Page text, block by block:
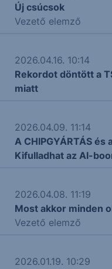
Új csúcsok
Vezető elemző
2026.04.16. 10:14
Rekordot döntött a
miatt
2026.04.09. 11:14
A CHIPGYÁRTÁS
Kifulladhat az AI-
2026.04.08. 11:19
Most akkor minden
Vezető elemző
2026.01.19. 10:29